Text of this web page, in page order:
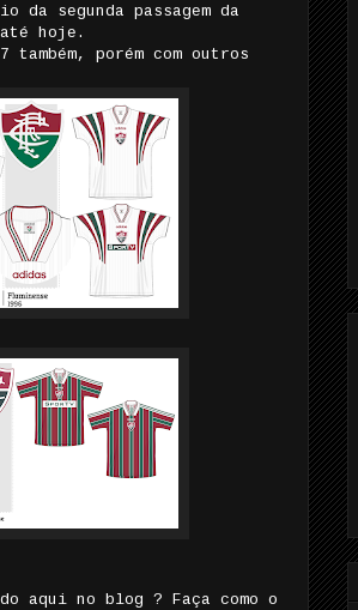
da segunda passagem da
hoje.
também, porém com outros
aqui no blog ? Faça como o